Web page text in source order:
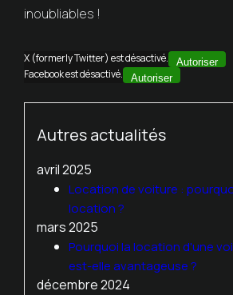
inoubliables !
X (formerly Twitter) est désactivé. Autoriser
Facebook est désactivé. Autoriser
Autres actualités
avril 2025
Location de voiture :
location ?
mars 2025
Pourquoi la location d'une
est-elle avantageuse ?
décembre 2024